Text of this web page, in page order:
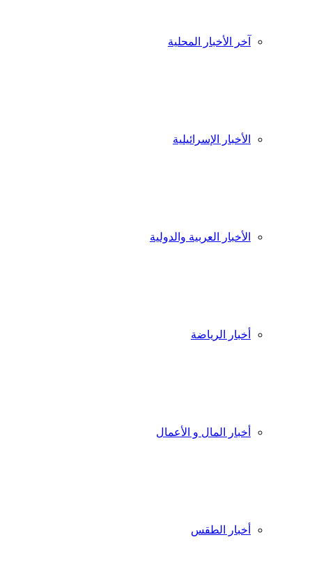
آخر الأخبار المحلية
الأخبار الإسرائيلية
الأخبار العربية والدولية
أخبار الرياضة
أخبار المال و الأعمال
أخبار الطقس